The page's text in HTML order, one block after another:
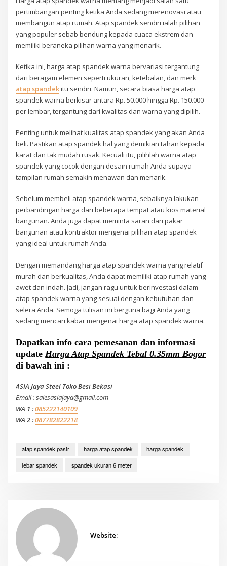
pertimbangan penting ketika Anda sedang merenovasi atau
membangun atap rumah. Atap spandek sendiri ialah pilihan
yang populer sebab bendung kepada cuaca ekstrem dan
memiliki beraneka pilihan warna yang menarik.
Ketika ini, harga atap spandek warna bervariasi tergantung
dari beragam elemen seperti ukuran, ketebalan, dan merk
atap spandekitu sendiri. Namun, secara biasa harga atap
spandek warna berkisar antara Rp. 50.000 hingga Rp. 150.000
per lembar, tergantung dari kwalitas dan warna yang dipilih.
Penting untuk melihat kualitas atap spandek yang akan Anda
beli. Pastikan atap spandek hal yang demikian tahan kepada
karat dan tak mudah rusak. Kecuali itu, pilihlah warna atap
spandek yang cocok dengan desain rumah Anda supaya
tampilan rumah semakin menawan dan menarik.
Sebelum membeli atap spandek warna, sebaiknya lakukan
perbandingan harga dari beberapa tempat atau kios material
bangunan. Anda juga dapat meminta saran dari pakar
bangunan atau kontraktor mengenai pilihan atap spandek
yang ideal untuk rumah Anda.
Dengan memandang harga atap spandek warna yang relatif
murah dan berkualitas, Anda dapat memiliki atap rumah yang
awet dan indah. Jadi, jangan ragu untuk berinvestasi dalam
atap spandek warna yang sesuai dengan kebutuhan dan
selera Anda. Semoga tulisan ini berguna bagi Anda yang
sedang mencari kabar mengenai harga atap spandek warna.
Dapatkan info cara pemesanan dan informasi
updateHarga Atap Spandek Tebal 0.35mm Bogor
di bawah ini :
ASIA Jaya Steel Toko Besi Bekasi
Email : salesasiajaya@gmail.com
WA 1 :085222140109
WA 2 :087782822218
atap spandek pasir harga atap spandek
harga spandek
lebar spandek
spandek ukuran 6 meter
Website: